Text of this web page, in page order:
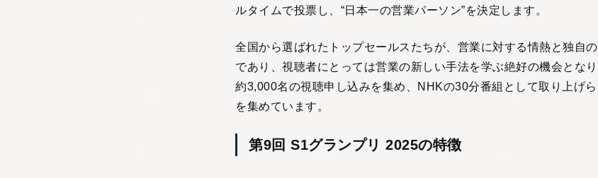
ルタイムで投票し、“日本一の営業パーソン”を決定します。
全国から選ばれたトップセールスたちが、営業に対する情熱と独自
であり、視聴者にとっては営業の新しい手法を学ぶ絶好の機会とな
約3,000名の視聴申し込みを集め、NHKの30分番組として取り上げ
を集めています。
第9回 S1グランプリ 2025の特徴